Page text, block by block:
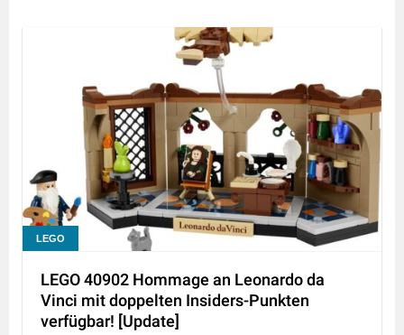
LEGO
LEGO 40902 Hommage an Leonardo da
Vinci mit doppelten Insiders-Punkten
verfügbar! [Update]